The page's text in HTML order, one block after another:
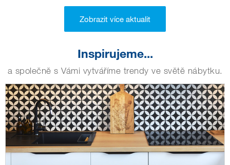
Zobrazit více aktualit
Inspirujeme...
a společně s Vámi vytváříme trendy ve světě nábytku.